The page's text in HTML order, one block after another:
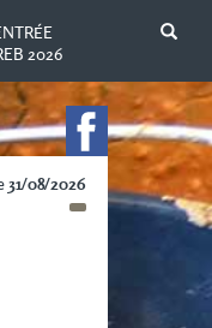
2026
31/08/2026